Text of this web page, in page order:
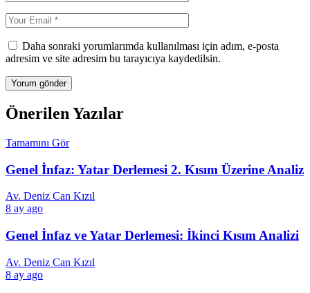
Daha sonraki yorumlarımda kullanılması için adım, e-posta
adresim ve site adresim bu tarayıcıya kaydedilsin.
Önerilen Yazılar
Tamamını Gör
Genel İnfaz: Yatar Derlemesi 2. Kısım Üzerine Analiz
Av. Deniz Can Kızıl
8 ay ago
Genel İnfaz ve Yatar Derlemesi: İkinci Kısım Analizi
Av. Deniz Can Kızıl
8 ay ago